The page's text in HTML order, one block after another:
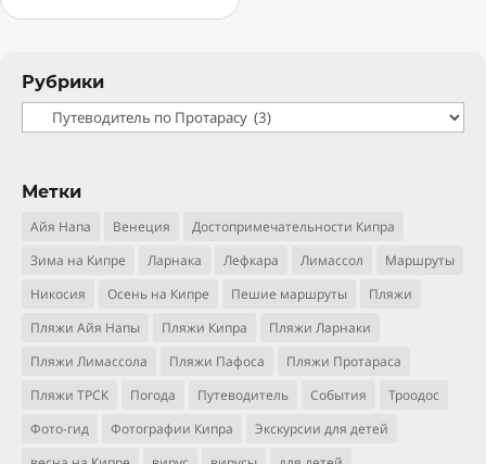
Рубрики
Рубрики
Метки
Айя Напа Венеция
Достопримечательности Кипра
Зима на Кипре
Ларнака Лефкара Лимассол
Маршруты
Никосия
Осень на Кипре Пешие маршруты
Пляжи
Пляжи Айя Напы
Пляжи Кипра
Пляжи Ларнаки
Пляжи Лимассола
Пляжи Пафоса
Пляжи Протараса
Пляжи ТРСК
Погода Путеводитель События
Троодос
Фото-гид
Фотографии Кипра
Экскурсии для детей